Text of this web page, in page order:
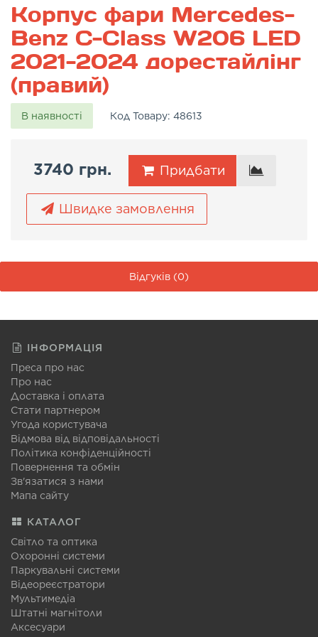
Корпус фари Mercedes-
Benz C-Class W206 LED
2021-2024 дорестайлінг
(правий)
В наявності Код Товару: 48613
3740 грн. Придбати
Швидке замовлення
Відгуків (0)
ІНФОРМАЦІЯ
Преса про нас
Про нас
Доставка і оплата
Стати партнером
Угода користувача
Відмова від відповідальності
Політика конфіденційності
Повернення та обмін
Зв'язатися з нами
Мапа сайту
КАТАЛОГ
Світло та оптика
Охоронні системи
Паркувальні системи
Відеореєстратори
Мультимедіа
Штатні магнітоли
Аксесуари